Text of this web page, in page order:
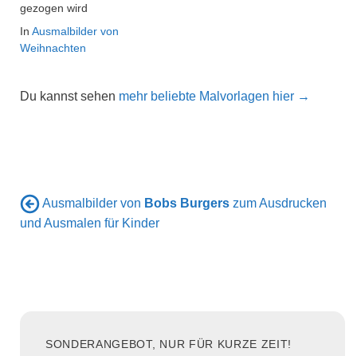
gezogen wird
In Ausmalbilder von
Weihnachten
Du kannst sehen mehr beliebte Malvorlagen hier →
Ausmalbilder von Bobs Burgers zum Ausdrucken
und Ausmalen für Kinder
SONDERANGEBOT, NUR FÜR KURZE ZEIT!